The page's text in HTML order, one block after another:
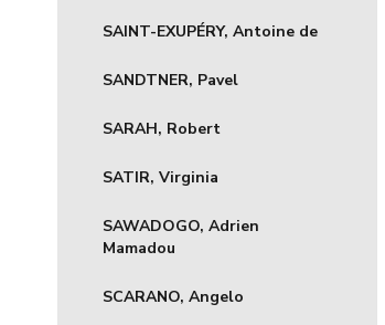
SAINT-EXUPÉRY, Antoine de
SANDTNER, Pavel
SARAH, Robert
SATIR, Virginia
SAWADOGO, Adrien
Mamadou
SCARANO, Angelo